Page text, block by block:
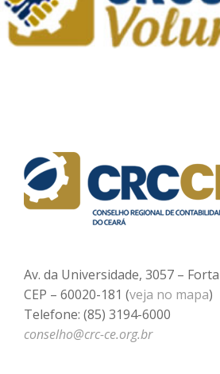
Av. da Universidade, 3057 –
CEP – 60020-181 (veja no mapa)
Telefone: (85) 3194-6000
conselho@crc-ce.org.br